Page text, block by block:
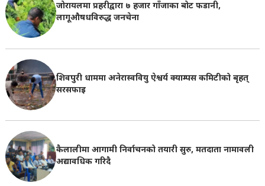
जोरायलमा प्रहरीद्वारा ७ हजार गाँजाका बोट फडानी,
लागूऔषधविरुद्ध जनचेना
शिवपुरी धाममा अनेरास्ववियु ऐश्वर्य क्याम्पस कमिटीको बृहत्
सरसफाइ
कैलालीमा आगामी निर्वाचनको तयारी सुरु, मतदाता नामावली
अद्यावधिक गरिदै